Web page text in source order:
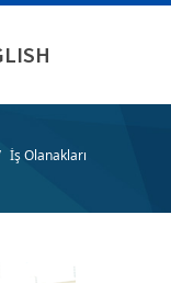
İş Olanakları